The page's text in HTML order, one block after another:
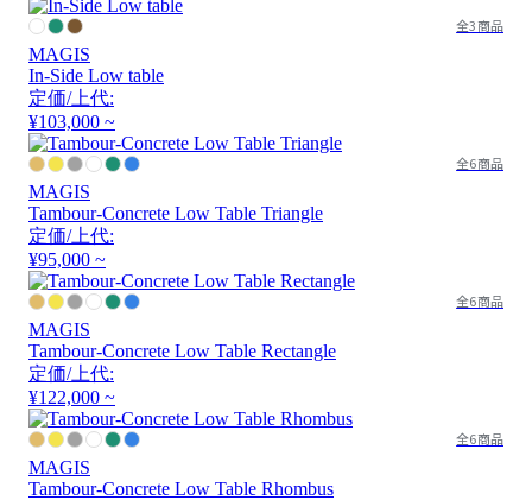
全3商品
MAGIS
In-Side Low table
定価/上代:
¥103,000 ~
全6商品
MAGIS
Tambour-Concrete Low Table Triangle
定価/上代:
¥95,000 ~
全6商品
MAGIS
Tambour-Concrete Low Table Rectangle
定価/上代:
¥122,000 ~
全6商品
MAGIS
Tambour-Concrete Low Table Rhombus